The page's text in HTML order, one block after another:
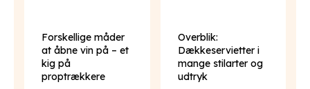
Forskellige måder
at åbne vin på – et
kig på
proptrækkere
Overblik:
Dækkeservietter i
mange stilarter og
udtryk